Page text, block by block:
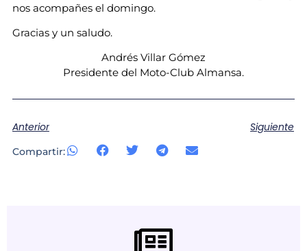
nos acompañes el domingo.
Gracias y un saludo.
Andrés Villar Gómez
Presidente del Moto-Club Almansa.
Anterior Siguiente
Compartir: